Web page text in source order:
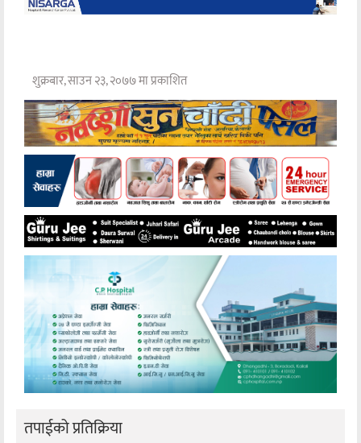
शुक्रबार, साउन २३, २०७७ मा प्रकाशित
तपाईको प्रतिक्रिया